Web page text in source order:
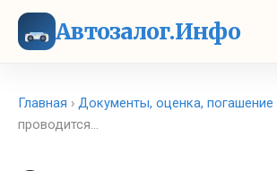
Автозалог.Инфо
Главная › Документы, оценка, погашение
проводится…